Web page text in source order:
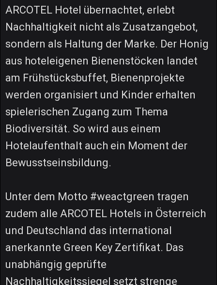
ARCOTEL Hotel übernachtet, erlebt
Nachhaltigkeit nicht als Zusatzangebot,
sondern als Haltung der Marke. Der Honig
aus hoteleigenen Bienenstöcken landet
am Frühstücksbuffet, Bienenprojekte
werden organisiert und Kinder erhalten
spielerischen Zugang zum Thema
Biodiversität. So wird aus einem
Hotelaufenthalt auch ein Moment der
Bewusstseinsbildung.
Unter dem Motto #weactgreen tragen
zudem alle ARCOTEL Hotels in Österreich
und Deutschland das international
anerkannte Green Key Zertifikat. Das
unabhängig geprüfte
Nachhaltigkeitssiegel setzt strenge